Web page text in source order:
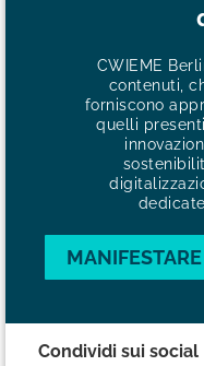
CWIEME
contenuti,
forniscono
quelli
Condividi sui social